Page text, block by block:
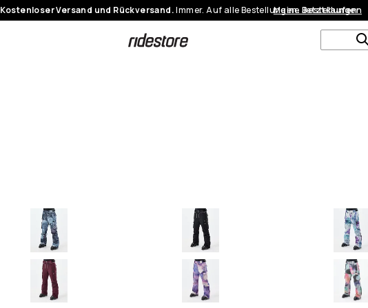
Kostenloser Versand und Rückversand.Immer. Auf alle Bestellungen. Jetzt kaufen
Meine Bestellungen